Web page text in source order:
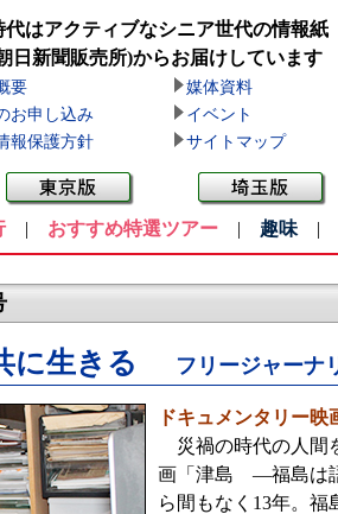
代はアクティブなシニア世代の情報紙
日新聞販売所)からお届けしています
要 媒体資料
お申し込み
イベント
報保護方針
サイトマップ
| おすすめ特選ツアー | 趣味 |
に生きる フリージャーナ
ドキュメンタリー
災禍の時代の人間
画「津島 —福島は
ら間もなく13年。